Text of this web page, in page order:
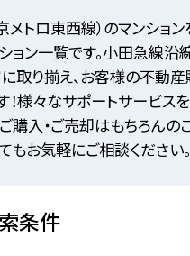
メトロ東西線）のマンショ
ョン一覧です。小田急線沿
取り揃え、お客様の不動
！様々なサポートサービス
購入・ご売却はもちろんの
もお気軽にご相談ください。
条件